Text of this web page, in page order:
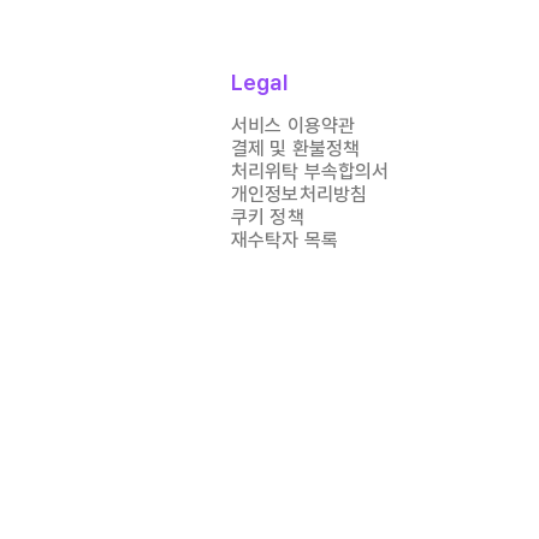
Legal
서비스 이용약관
결제 및 환불정책
처리위탁 부속합의서
개인정보처리방침
쿠키 정책
재수탁자 목록